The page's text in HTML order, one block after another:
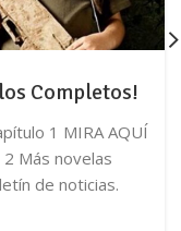
Completos!
1 MIRA AQUÍ
2 Más novelas
de noticias.